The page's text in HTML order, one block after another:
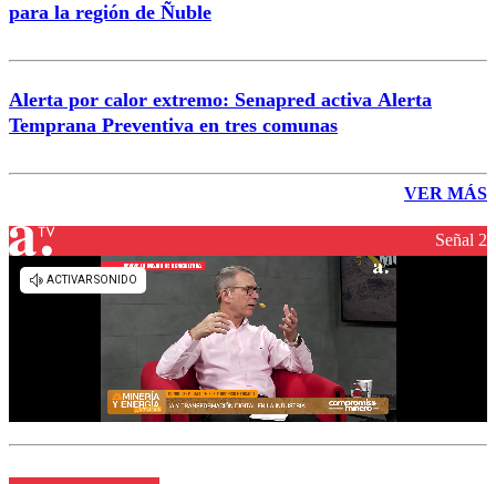
para la región de Ñuble
Alerta por calor extremo: Senapred activa Alerta
Temprana Preventiva en tres comunas
VER MÁS
Señal 2